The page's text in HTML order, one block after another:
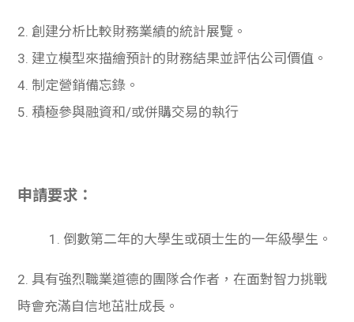
101
2. 創建分析比較財務業績的統計展覽。
3. 建立模型來描繪預計的財務結果並評估公司價值 。
4. 制定營銷備忘錄。
5. 積極參與融資和/或併購交易的執行
申請要求：
1. 倒數第二年的大學生或碩士生的一年級學生。
2. 具有強烈職業道德的團隊合作者，在面對智力挑戰
時會充滿自信地茁壯成長。